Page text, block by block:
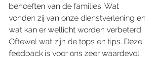
behoeften van de families. Wat
vonden zij van onze dienstverlening en
wat kan er wellicht worden verbeterd.
Oftewel wat zijn de tops en tips. Deze
feedback is voor ons zeer waardevol.